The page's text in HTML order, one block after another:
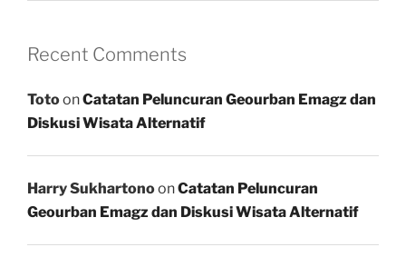
Recent Comments
TotoonCatatan Peluncuran Geourban Emagz dan
Diskusi Wisata Alternatif
Harry SukhartonoonCatatan Peluncuran
Geourban Emagz dan Diskusi Wisata Alternatif